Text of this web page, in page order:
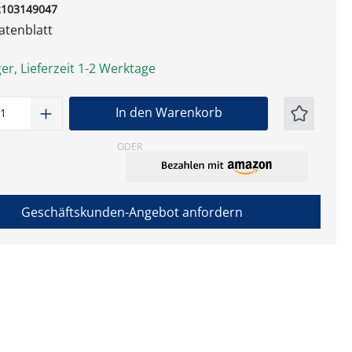
Lieferzeit 1-2 Werktage
Anzahl: Gib den gewünschten Wert
In den Warenkorb
ODER
Geschäftskunden-Angebot anfordern